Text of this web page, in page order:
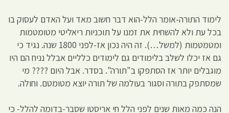
לימוד התורה-אומר הלל-הוא דבר חשוב מאד ועל האדם לעסוק בו
בכל עת ולא להשחית את זמנו על תוכניות ריאליטי מטומטמות
ומטמטמות (למשל…). זה היה נכון אז-לפני 1800 שנה. נגיד כי
גם אז יכלו לשלב בלימודים גם לימודים כלליים אבלל נניח הם היו
מוגבלים יותר אז הסתפקו ב"תורה". בסדר. אבל היום ???? מי
שמסתפק בתורה וסגור בעולמה של תורה יוצא מטומטם. וחולה.
הנה כמה מאות שנים לפני הלל חי אריסטו שסבר-בדומה להלל- כי